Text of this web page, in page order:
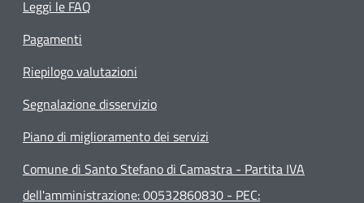
Leggi le FAQ
Pagamenti
Riepilogo valutazioni
Segnalazione disservizio
Piano di miglioramento dei servizi
Comune di Santo Stefano di Camastra - Partita IVA
dell'amministrazione: 00532860830 - PEC: